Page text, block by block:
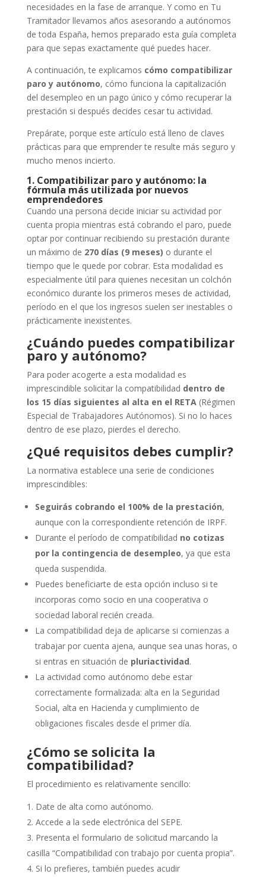
necesidades en la fase de arranque. Y como en Tu
Tramitador llevamos años asesorando a autónomos
de toda España, hemos preparado esta guía completa
para que sepas exactamente qué puedes hacer.
A continuación, te explicamos cómo compatibilizar
paro y autónomo, cómo funciona la capitalización
del desempleo en un pago único y cómo recuperar la
prestación si después decides cesar tu actividad.
Prepárate, porque este artículo está lleno de claves
prácticas para que emprender te resulte más seguro y
mucho menos incierto.
1. Compatibilizar paro y autónomo: la
fórmula más utilizada por nuevos
emprendedores
Cuando una persona decide iniciar su actividad por
cuenta propia mientras está cobrando el paro, puede
optar por continuar recibiendo su prestación durante
un máximo de 270 días (9 meses) o durante el
tiempo que le quede por cobrar. Esta modalidad es
especialmente útil para quienes necesitan un colchón
económico durante los primeros meses de actividad,
período en el que los ingresos suelen ser inestables o
prácticamente inexistentes.
¿Cuándo puedes compatibilizar
paro y autónomo?
Para poder acogerte a esta modalidad es
imprescindible solicitar la compatibilidad dentro de
los 15 días siguientes al alta en el RETA(Régimen
Especial de Trabajadores Autónomos). Si no lo haces
dentro de ese plazo, pierdes el derecho.
¿Qué requisitos debes cumplir?
La normativa establece una serie de condiciones
imprescindibles:
Seguirás cobrando el 100% de la prestación,
aunque con la correspondiente retención de IRPF.
Durante el período de compatibilidad no cotizas
por la contingencia de desempleo, ya que esta
queda suspendida.
Puedes beneficiarte de esta opción incluso si te
incorporas como socio en una cooperativa o
sociedad laboral recién creada.
La compatibilidad deja de aplicarse si comienzas a
trabajar por cuenta ajena, aunque sea unas horas, o
si entras en situación de pluriactividad.
La actividad como autónomo debe estar
correctamente formalizada: alta en la Seguridad
Social, alta en Hacienda y cumplimiento de
obligaciones fiscales desde el primer día.
¿Cómo se solicita la
compatibilidad?
El procedimiento es relativamente sencillo:
Date de alta como autónomo.
Accede a la sede electrónica del SEPE.
Presenta el formulario de solicitud marcando la
casilla “Compatibilidad con trabajo por cuenta propia”.
Si lo prefieres, también puedes acudir